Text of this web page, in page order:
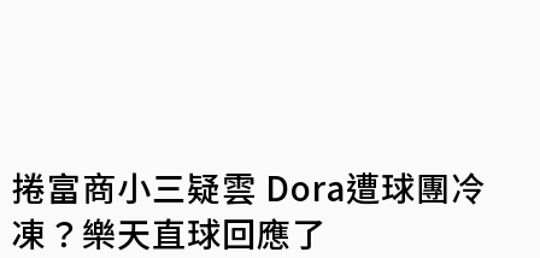
捲富商小三疑雲 Dora遭球團冷
凍？樂天直球回應了